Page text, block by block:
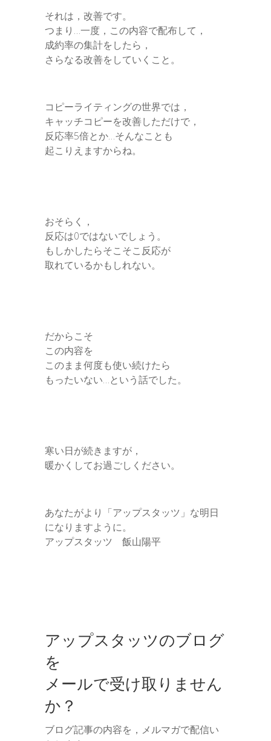
それは，改善です。
つまり…一度，この内容で配布して，
成約率の集計をしたら，
さらなる改善をしていくこと。
コピーライティングの世界では，
キャッチコピーを改善しただけで，
反応率5倍とか…そんなことも
起こりえますからね。
おそらく，
反応は0ではないでしょう。
もしかしたらそこそこ反応が
取れているかもしれない。
だからこそ
この内容を
このまま何度も使い続けたら
もったいない…という話でした。
寒い日が続きますが，
暖かくしてお過ごしください。
あなたがより「アップスタッツ」な明日
になりますように。
アップスタッツ 飯山陽平
アップスタッツのブログ
を
メールで受け取りません
か？
ブログ記事の内容を，メルマガで配信い